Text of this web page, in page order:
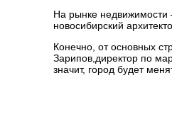
На рынке недвижимости
новосибирский
Конечно, от основных
Зарипов,директор по
значит, город будет